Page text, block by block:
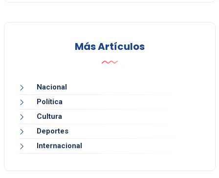
Más Artículos
Nacional
Política
Cultura
Deportes
Internacional